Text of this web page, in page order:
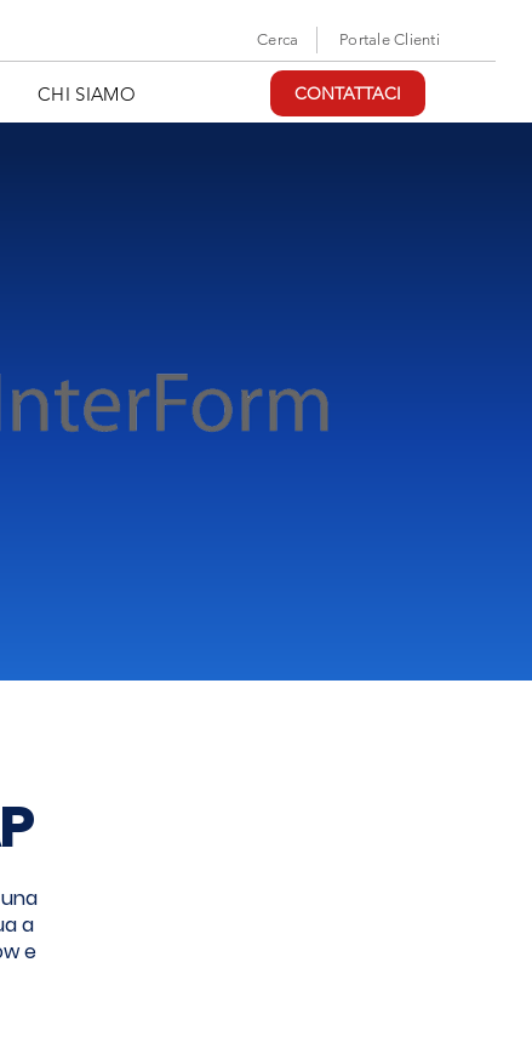
Cerca Portale Clienti
CHI SIAMO CONTATTACI
a
e